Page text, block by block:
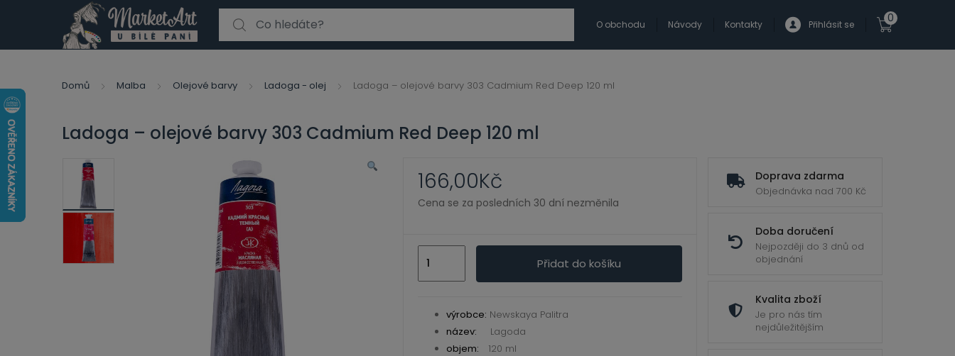
Search for:
O obchodu Návody Kontakty Přihlásit se 0
Domů Malba Olejové barvy Ladoga - olej Ladoga – olejové barvy 303 Cadmium Red Deep 120 ml
Ladoga – olejové barvy 303 Cadmium Red Deep 120 ml
Doprava zdarma
Objednávka nad 700 Kč
Doba doručení
Nejpozději do 3 dnů od
objednání
Kvalita zboží
Je pro nás tím
nejdůležitějším
166,00Kč
Cena se za posledních 30 dní nezměnila
barvy
Cadmium
Přidat do košíku
výrobce: Newskaya Palitra
název:
Lagoda
objem:
120 ml
modal-check